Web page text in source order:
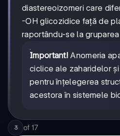
diastereoizomeri care
-OH glicozidice față de
raportându-se la
Important! Anomeria
ciclice ale zaharidelor
pentru înțelegerea
acestora în sistemele
3 of 17